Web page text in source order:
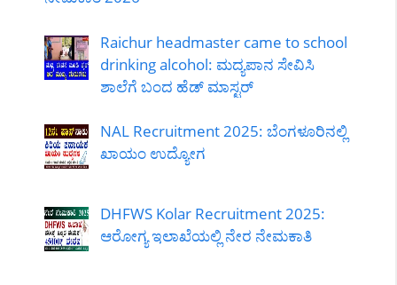
Raichur headmaster came to school
drinking alcohol: ಮದ್ಯಪಾನ ಸೇವಿಸಿ
ಶಾಲೆಗೆ ಬಂದ ಹೆಡ್ ಮಾಸ್ಟರ್
NAL Recruitment 2025: ಬೆಂಗಳೂರಿನಲ್ಲಿ
ಖಾಯಂ ಉದ್ಯೋಗ
DHFWS Kolar Recruitment 2025:
ಆರೋಗ್ಯ ಇಲಾಖೆಯಲ್ಲಿ ನೇರ ನೇಮಕಾತಿ